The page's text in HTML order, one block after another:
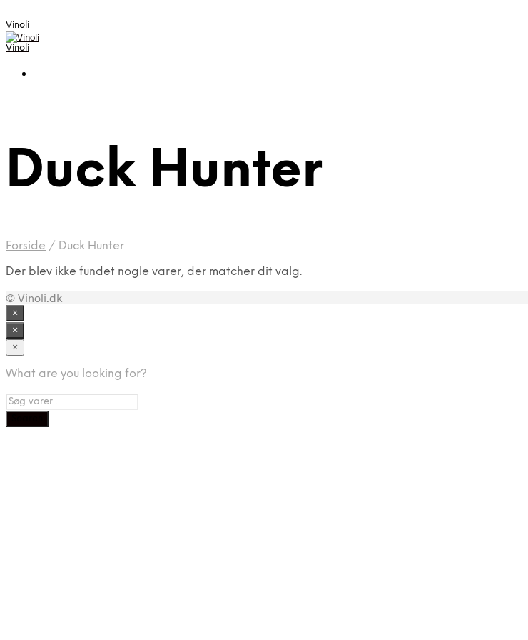
Vinoli
Vinoli
Duck Hunter
Forside / Duck Hunter
Der blev ikke fundet nogle varer, der matcher dit valg.
© Vinoli.dk
×
×
×
What are you looking for?